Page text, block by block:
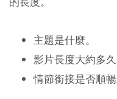
主題是什麼。
影片長度大約多久
情節銜接是否順暢